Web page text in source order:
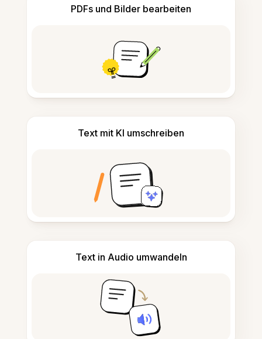
PDFs und Bilder bearbeiten
Text mit KI umschreiben
Text in Audio umwandeln